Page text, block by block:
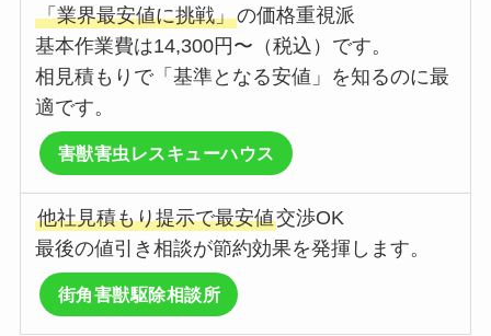
「業界最安値に挑戦」の価格重視派
基本作業費は14,300円〜（税込）です。
相見積もりで「基準となる安値」を知るのに最
適です。
害獣害虫レスキューハウス
他社見積もり提示で最安値交渉OK
最後の値引き相談が節約効果を発揮します。
街角害獣駆除相談所